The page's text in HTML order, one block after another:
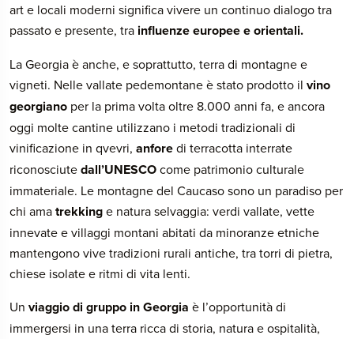
art e locali moderni significa vivere un continuo dialogo tra
passato e presente, tra influenze europee e orientali.
La Georgia è anche, e soprattutto, terra di montagne e
vigneti. Nelle vallate pedemontane è stato prodotto il vino
georgiano per la prima volta oltre 8.000 anni fa, e ancora
oggi molte cantine utilizzano i metodi tradizionali di
vinificazione in qvevri, anforedi terracotta interrate
riconosciutedall’UNESCOcome patrimonio culturale
immateriale. Le montagne del Caucaso sono un paradiso per
chi amatrekkinge natura selvaggia: verdi vallate, vette
innevate e villaggi montani abitati da minoranze etniche
mantengono vive tradizioni rurali antiche, tra torri di pietra,
chiese isolate e ritmi di vita lenti.
Un viaggio di gruppo in Georgia è l’opportunità di
immergersi in una terra ricca di storia, natura e ospitalità,